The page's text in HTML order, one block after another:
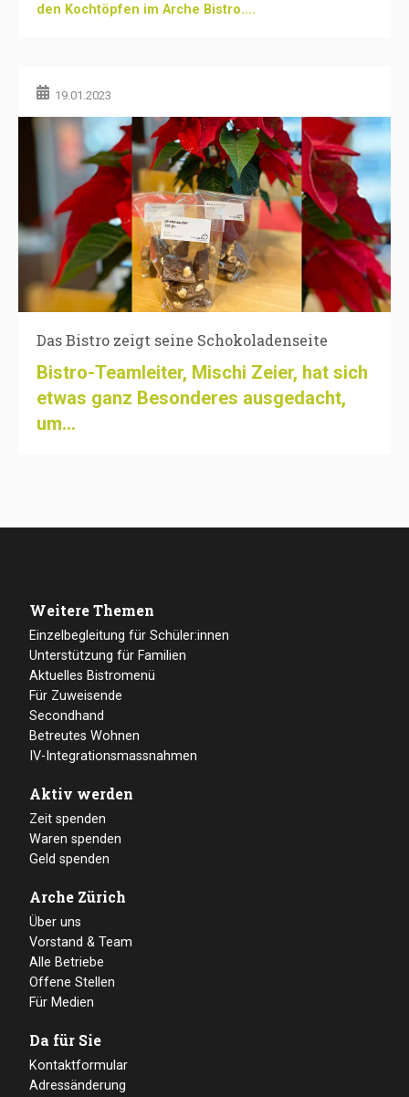
den Kochtöpfen im Arche Bistro....
19.01.2023
Das Bistro zeigt seine Schokoladenseite
Bistro-Teamleiter, Mischi Zeier, hat sich
etwas ganz Besonderes ausgedacht,
um...
Weitere Themen
Einzelbegleitung für Schüler:innen
Unterstützung für Familien
Aktuelles Bistromenü
Für Zuweisende
Secondhand
Betreutes Wohnen
IV-Integrationsmassnahmen
Aktiv werden
Zeit spenden
Waren spenden
Geld spenden
Arche Zürich
Über uns
Vorstand & Team
Alle Betriebe
Offene Stellen
Für Medien
Da für Sie
Kontaktformular
Adressänderung